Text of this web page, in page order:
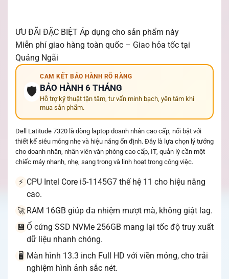
ƯU ĐÃI ĐẶC BIỆT Áp dụng cho sản phẩm này
Miễn phí giao hàng toàn quốc – Giao hỏa tốc tại
Quảng Ngãi
🛡️
CAM KẾT BẢO HÀNH RÕ RÀNG
BẢO HÀNH 6 THÁNG
Hỗ trợ kỹ thuật tận tâm, tư vấn minh bạch, yên tâm khi
mua sản phẩm.
Dell Latitude 7320 là dòng laptop doanh nhân cao cấp, nổi bật với
thiết kế siêu mỏng nhẹ và hiệu năng ổn định. Đây là lựa chọn lý tưởng
cho doanh nhân, nhân viên văn phòng cao cấp, IT, quản lý cần một
chiếc máy nhanh, nhẹ, sang trọng và linh hoạt trong công việc.
⚡ CPU Intel Core i5-1145G7 thế hệ 11 cho hiệu năng
cao.
🚀 RAM 16GB giúp đa nhiệm mượt mà, không giật lag.
💾 Ổ cứng SSD NVMe 256GB mang lại tốc độ truy xuất
dữ liệu nhanh chóng.
🖥️ Màn hình 13.3 inch Full HD với viền mỏng, cho trải
nghiệm hình ảnh sắc nét.